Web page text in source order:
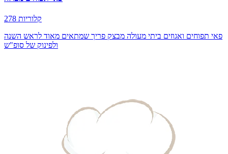
278 קלוריות
פאי תפוחים ואגוזים ביתי מעולה מבצק פריך שמתאים מאוד לראש השנה
ולפינוק של סופ"ש